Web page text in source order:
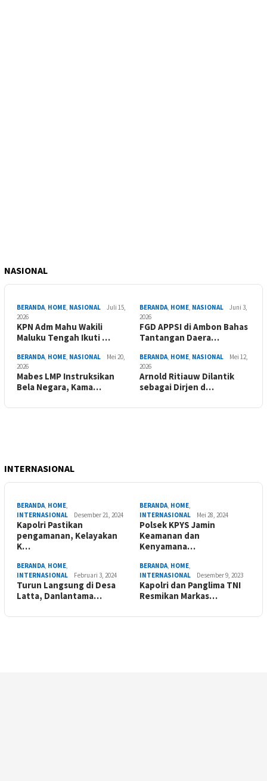
NASIONAL
BERANDA, HOME, NASIONAL
Juli 15,
2026
KPN Adm Mahu Wakili
Maluku Tengah Ikuti …
BERANDA, HOME, NASIONAL
Juni 3,
2026
FGD APPSI di Ambon Bahas
Tantangan Daera…
BERANDA, HOME, NASIONAL
Mei 20,
2026
Mabes LMP Instruksikan
Bela Negara, Kama…
BERANDA, HOME, NASIONAL
Mei 12,
2026
Arnold Ritiauw Dilantik
sebagai Dirjen d…
INTERNASIONAL
BERANDA, HOME,
INTERNASIONAL
Desember 21, 2024
Kapolri Pastikan
pengamanan, Kelayakan
K…
BERANDA, HOME,
INTERNASIONAL
Mei 28, 2024
Polsek KPYS Jamin
Keamanan dan
Kenyamana…
BERANDA, HOME,
INTERNASIONAL
Februari 3, 2024
Turun Langsung di Desa
Latta, Danlantama…
BERANDA, HOME,
INTERNASIONAL
Desember 9, 2023
Kapolri dan Panglima TNI
Resmikan Markas…